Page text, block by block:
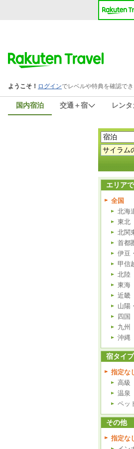
国内宿泊 交通＋宿 レン
エリア
全国
北海
東北
北関
首都
伊豆
甲信
北陸
東海
近畿
山陽
四国
九州
沖縄
宿タイ
指定な
高級
温泉
ペッ
その他
指定な